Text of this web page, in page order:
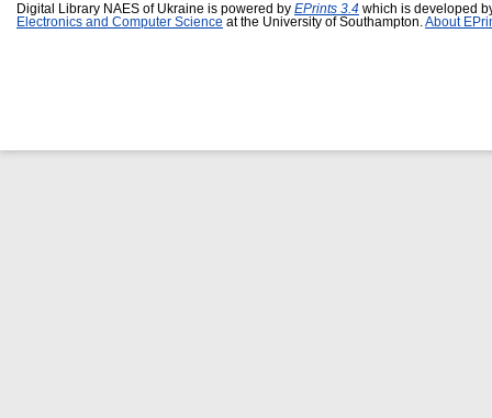
Digital Library NAES of Ukraine is powered by EPrints 3.4 which is developed
Electronics and Computer Science at the University of Southampton. About